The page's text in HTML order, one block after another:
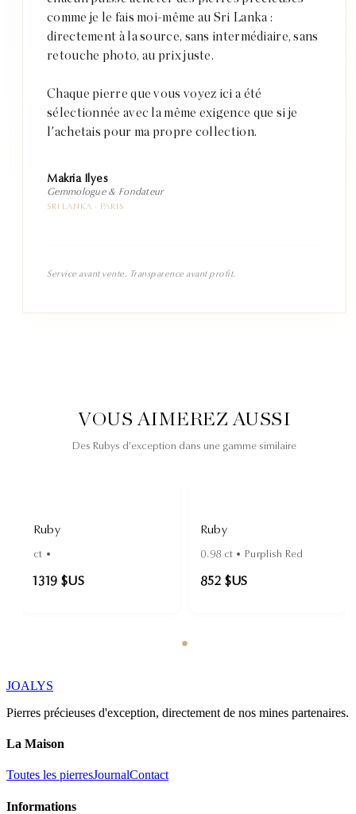
comme je le fais moi-même au Sri Lanka :
directement à la source, sans intermédiaire, sans
retouche photo, au prix juste.
Chaque pierre que vous voyez ici a été
sélectionnée avec la même exigence que si je
l'achetais pour ma propre collection.
Makria Ilyes
Gemmologue & Fondateur
SRI LANKA · PARIS
Service avant vente. Transparence avant profit.
VOUS AIMEREZ AUSSI
Des Rubys d'exception dans une gamme similaire
Ruby
ct •
1 319 $US
Ruby
0.98 ct • Purplish Red
852 $US
JOALYS
Pierres précieuses d'exception, directement de nos mines partenaires.
La Maison
Toutes les pierresJournalContact
Informations